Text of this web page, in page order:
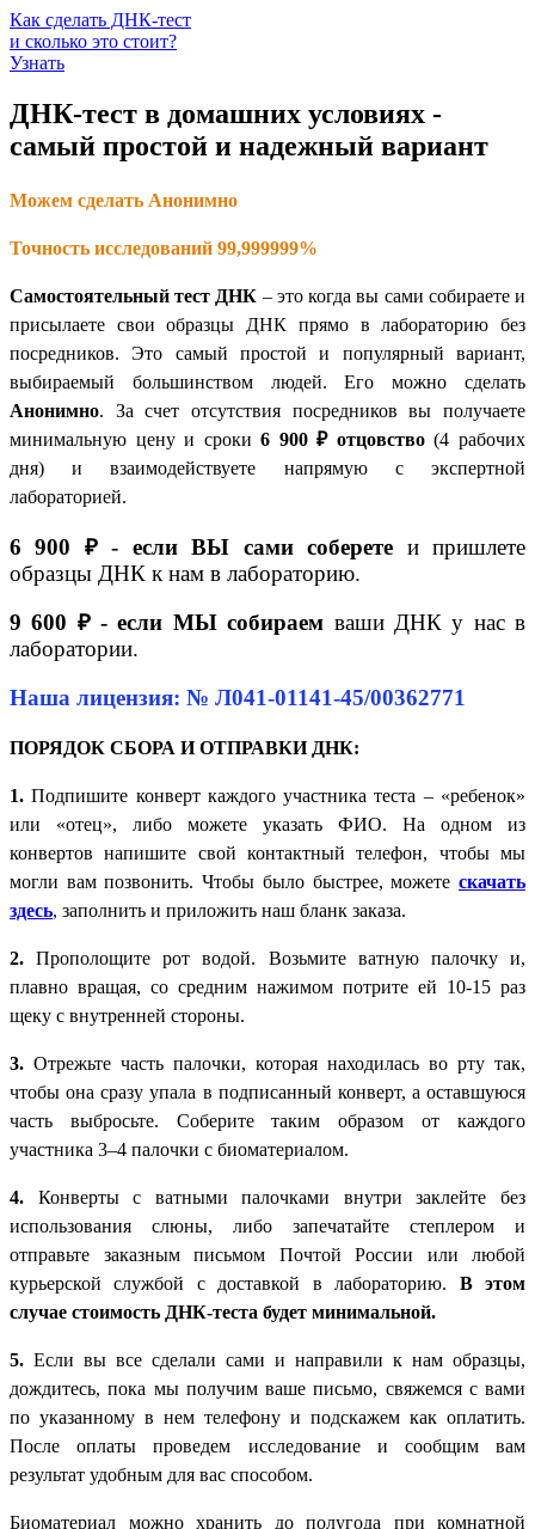
Как сделать ДНК-тест
и сколько это стоит?
Узнать
ДНК-тест в домашних условиях -
самый простой и надежный вариант
Можем сделать Анонимно
Точность исследований 99,999999%
Самостоятельный тест ДНК – это когда вы сами собираете и
присылаете свои образцы ДНК прямо в лабораторию без
посредников. Это самый простой и популярный вариант,
выбираемый большинством людей. Его можно сделать
Анонимно. За счет отсутствия посредников вы получаете
минимальную цену и сроки6 900 ₽ отцовство(4 рабочих
дня) и взаимодействуете напрямую с экспертной
лабораторией.
6 900 ₽ - если ВЫ сами соберете и пришлете
образцы ДНК к нам в лабораторию.
9 600 ₽ - если МЫ собираем ваши ДНК у нас в
лаборатории.
Наша лицензия: № Л041-01141-45/00362771
ПОРЯДОК СБОРА И ОТПРАВКИ ДНК:
1. Подпишите конверт каждого участника теста – «ребенок»
или «отец», либо можете указать ФИО. На одном из
конвертов напишите свой контактный телефон, чтобы мы
могли вам позвонить. Чтобы было быстрее, можете скачать
здесь, заполнить и приложить наш бланк заказа.
2. Прополощите рот водой. Возьмите ватную палочку и,
плавно вращая, со средним нажимом потрите ей 10-15 раз
щеку с внутренней стороны.
3. Отрежьте часть палочки, которая находилась во рту так,
чтобы она сразу упала в подписанный конверт, а оставшуюся
часть выбросьте. Соберите таким образом от каждого
участника 3–4 палочки с биоматериалом.
4. Конверты с ватными палочками внутри заклейте без
использования слюны, либо запечатайте степлером и
отправьте заказным письмом Почтой России или любой
курьерской службой с доставкой в лабораторию. В этом
случае стоимость ДНК-теста будет минимальной.
5. Если вы все сделали сами и направили к нам образцы,
дождитесь, пока мы получим ваше письмо, свяжемся с вами
по указанному в нем телефону и подскажем как оплатить.
После оплаты проведем исследование и сообщим вам
результат удобным для вас способом.
Биоматериал можно хранить до полугода при комнатной